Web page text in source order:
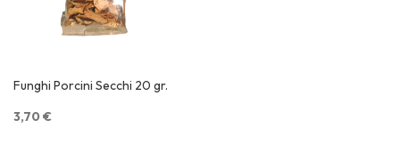
Funghi Porcini Secchi 20 gr.
3,70 €